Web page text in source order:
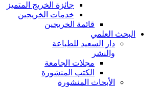
جائزة الخريج المتميز
خدمات الخريجين
قائمة الخريجين
البحث العلمي
دار السعيد للطباعة
والنشر
مجلات الجامعة
الكتب المنشورة
الأبحاث المنشورة